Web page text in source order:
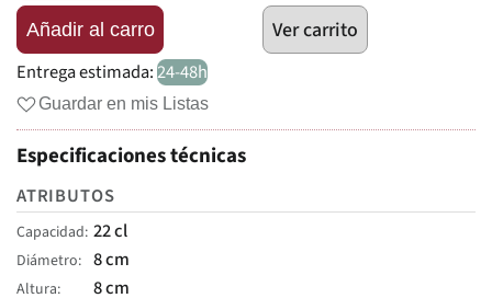
Añadir al carro Ver carrito
Entrega estimada:24-48h
Guardar en mis Listas
Especificaciones técnicas
ATRIBUTOS
Capacidad 22 cl
Diámetro 8 cm
Altura
8 cm